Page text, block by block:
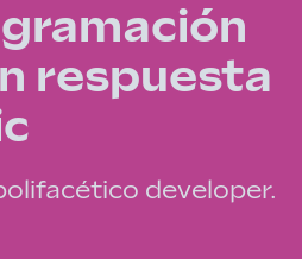
respuesta
developer.